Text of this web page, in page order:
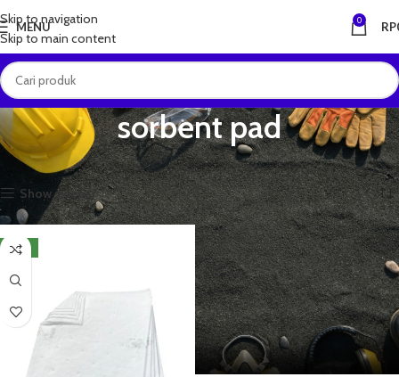
Skip to navigation
Skip to main content
MENU 0 RP
sorbent pad
Beranda Produk dengan tag “sorbent pad” Menampilkan hasil tunggal
Show sidebar
NEW